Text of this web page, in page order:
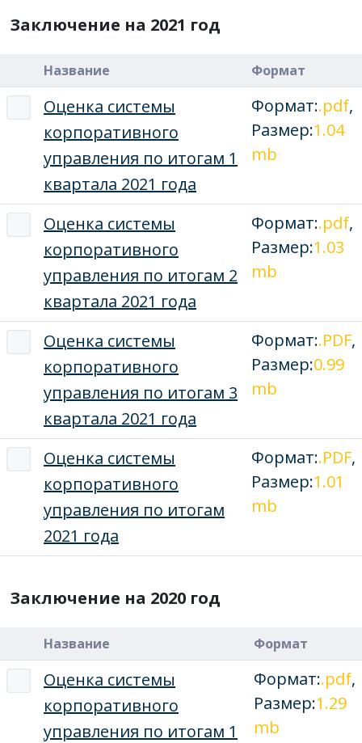
Заключение на 2021 год
Название Формат
Оценка системы
корпоративного
управления по итогам 1
квартала 2021 года
Формат:.pdf,
Размер:1.04
mb
Оценка системы
корпоративного
управления по итогам 2
квартала 2021 года
Формат:.pdf,
Размер:1.03
mb
Оценка системы
корпоративного
управления по итогам 3
квартала 2021 года
Формат:.PDF,
Размер:0.99
mb
Оценка системы
корпоративного
управления по итогам
2021 года
Формат:.PDF,
Размер:1.01
mb
Заключение на 2020 год
Название Формат
Оценка системы
корпоративного
управления по итогам 1
Формат:.pdf,
Размер:1.29
mb